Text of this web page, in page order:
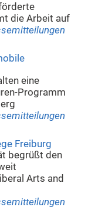
die Arbeit auf
eine
Programm
Freiburg
begrüßt den
Arts and